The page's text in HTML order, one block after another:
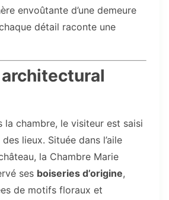
envoûtante d’une demeure
détail raconte une
la chambre, le visiteur est saisi
lieux. Située dans l’aile
la Chambre Marie
ses boiseries d’origine,
de motifs floraux et